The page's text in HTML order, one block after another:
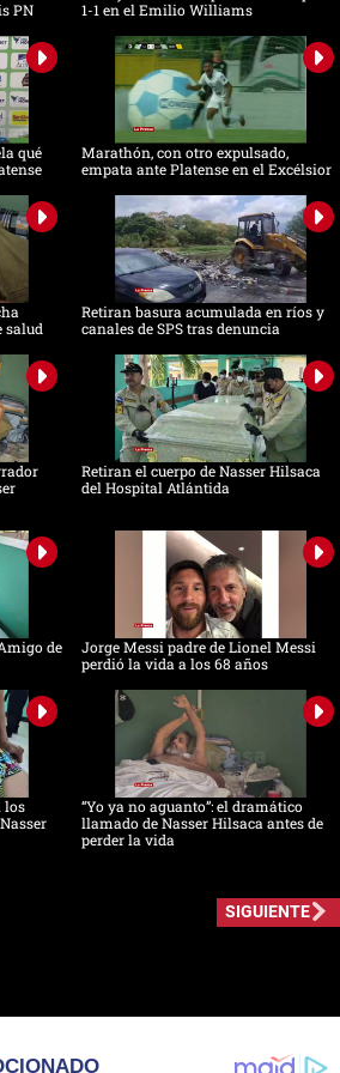
PN
1-1 en el Emilio Williams
qué
Marathón, con otro expulsado,
empata ante Platense en el Excélsior
salud
Retiran basura acumulada en ríos y
canales de SPS tras denuncia
Retiran el cuerpo de Nasser Hilsaca
del Hospital Atlántida
de
Jorge Messi padre de Lionel Messi
perdió la vida a los 68 años
los
“Yo ya no aguanto”: el dramático
llamado de Nasser Hilsaca antes de
perder la vida
SIGUIENTE